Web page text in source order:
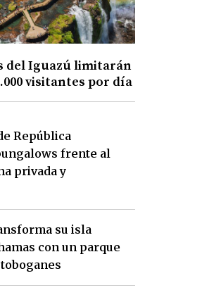
del Iguazú limitarán
visitantes por día
República
frente al
privada y
su isla
con un parque